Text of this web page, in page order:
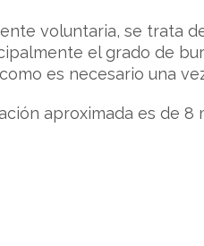
voluntaria, se trata
el grado de
es necesario una
aproximada es de 8